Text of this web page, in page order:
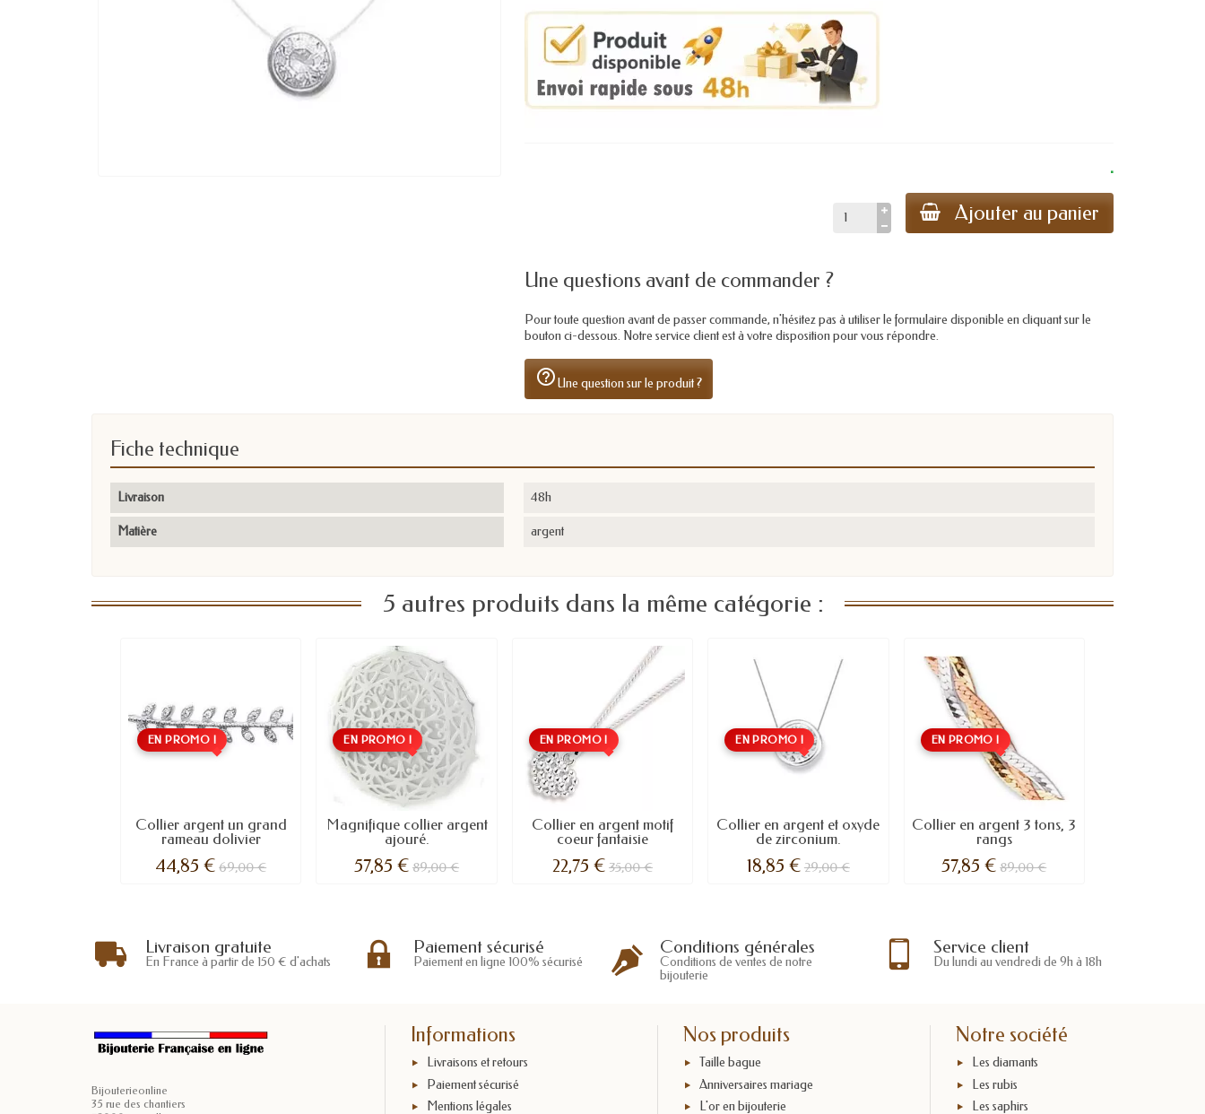
.
Ajouter au panier
Une questions avant de commander ?
Pour toute question avant de passer commande, n'hésitez pas à utiliser le formulaire disponible en cliquant sur le
bouton ci-dessous. Notre service client est à votre disposition pour vous répondre.
help_outlineUne question sur le produit ?
Fiche technique
Livraison 48h
Matière argent
5 autres produits dans la même catégorie :
EN PROMO !
Collier argent un grand
rameau dolivier
44,85 € 69,00 €
EN PROMO !
Magnifique collier argent
ajouré.
57,85 € 89,00 €
EN PROMO !
Collier en argent motif
coeur fantaisie
22,75 € 35,00 €
EN PROMO !
Collier en argent et oxyde
de zirconium.
18,85 € 29,00 €
EN PROMO !
Collier en argent 3 tons, 3
rangs
57,85 € 89,00 €
Livraison gratuite
En France à partir de 150 € d'achats
Paiement sécurisé
Paiement en ligne 100% sécurisé
Conditions générales
Conditions de ventes de notre
bijouterie
Service client
Du lundi au vendredi de 9h à 18h
Bijouterieonline
35 rue des chantiers
Informations
Livraisons et retours
Paiement sécurisé
Mentions légales
Nos produits
Taille bague
Anniversaires mariage
L'or en bijouterie
Notre société
Les diamants
Les rubis
Les saphirs